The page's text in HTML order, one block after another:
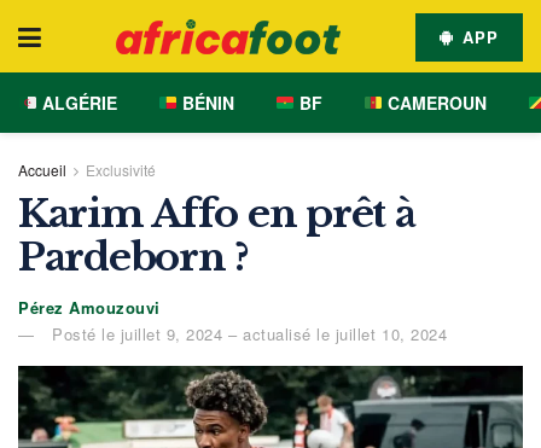
APP
ALGÉRIE BÉNIN BF CAMEROUN
Accueil Exclusivité
Karim Affo en prêt à
Pardeborn ?
Pérez Amouzouvi
Posté le juillet 9, 2024 – actualisé le juillet 10, 2024